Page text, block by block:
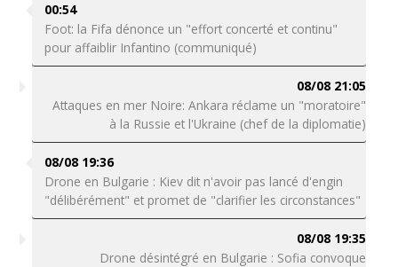
00:54
Foot: la Fifa dénonce un "effort concerté et continu"
pour affaiblir Infantino (communiqué)
08/08 21:05
Attaques en mer Noire: Ankara réclame un "moratoire"
à la Russie et l'Ukraine (chef de la diplomatie)
08/08 19:36
Drone en Bulgarie : Kiev dit n'avoir pas lancé d'engin
"délibérément" et promet de "clarifier les circonstances"
08/08 19:35
Drone désintégré en Bulgarie : Sofia convoque